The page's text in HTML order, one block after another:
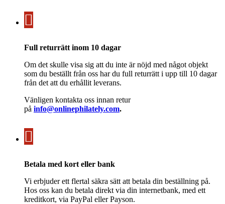
Full returrätt inom 10 dagar
Om det skulle visa sig att du inte är nöjd med något objekt
som du beställt från oss har du full returrätt i upp till 10 dagar
från det att du erhållit leverans.
Vänligen kontakta oss innan retur
på info@onlinephilately.com.
Betala med kort eller bank
Vi erbjuder ett flertal säkra sätt att betala din beställning på.
Hos oss kan du betala direkt via din internetbank, med ett
kreditkort, via PayPal eller Payson.